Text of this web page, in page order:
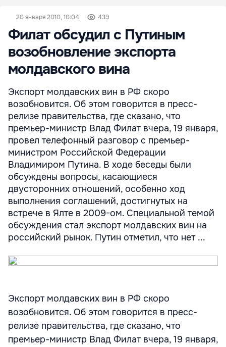
20 января 2010, 10:04 439
Филат обсудил с Путиным
возобновление экспорта
молдавского вина
Экспорт молдавских вин в РФ скоро
возобновится. Об этом говорится в пресс-
релизе правительства, где сказано, что
премьер-министр Влад Филат вчера, 19 января,
провел телефонный разговор с премьер-
министром Российской Федерации
Владимиром Путина. В ходе беседы были
обсуждены вопросы, касающиеся
двусторонних отношений, особенно ход
выполнения соглашений, достигнутых на
встрече в Ялте в 2009-ом. Специальной темой
обсуждения стал экспорт молдавских вин на
российский рынок. Путин отметил, что нет ...
Экспорт молдавских вин в РФ скоро
возобновится. Об этом говорится в пресс-
релизе правительства, где сказано, что
премьер-министр Влад Филат вчера, 19 января,